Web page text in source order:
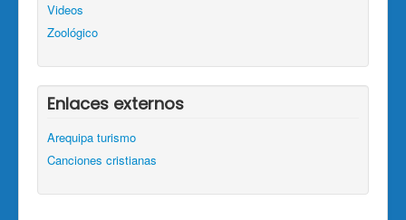
Videos
Zoológico
Enlaces externos
Arequipa turismo
Canciones cristianas